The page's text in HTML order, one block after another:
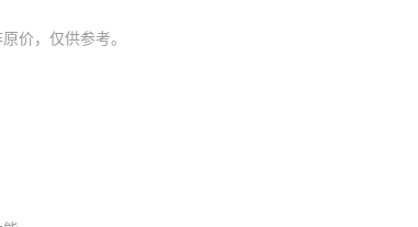
价，仅供参考。